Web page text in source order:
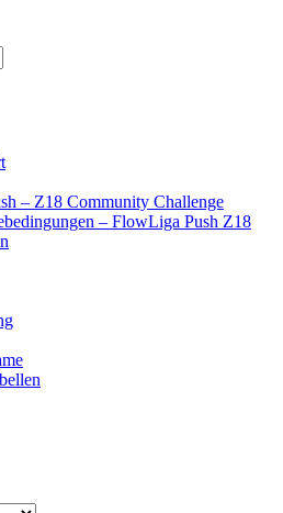
– Z18 Community Challenge
– FlowLiga Push Z18